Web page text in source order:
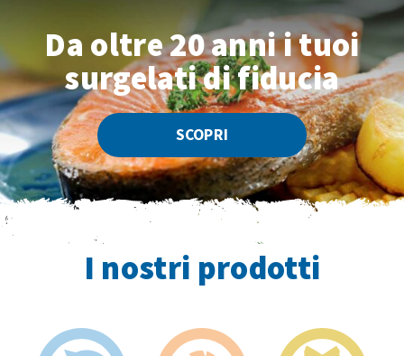
Da oltre 20 annii tuoi
surgelati di fiducia
SCOPRI
I nostri prodotti